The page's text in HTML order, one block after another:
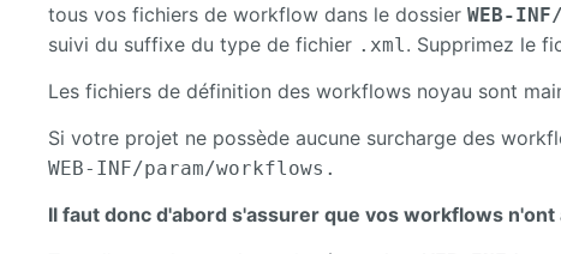
tous vos fichiers de workflow dans le dossier WEB-
suivi du suffixe du type de fichier .xml. Supprimez le
Les fichiers de définition des workflows noyau sont
Si votre projet ne possède aucune surcharge des
WEB-INF/param/workflows.
Il faut donc d'abord s'assurer que vos workflows